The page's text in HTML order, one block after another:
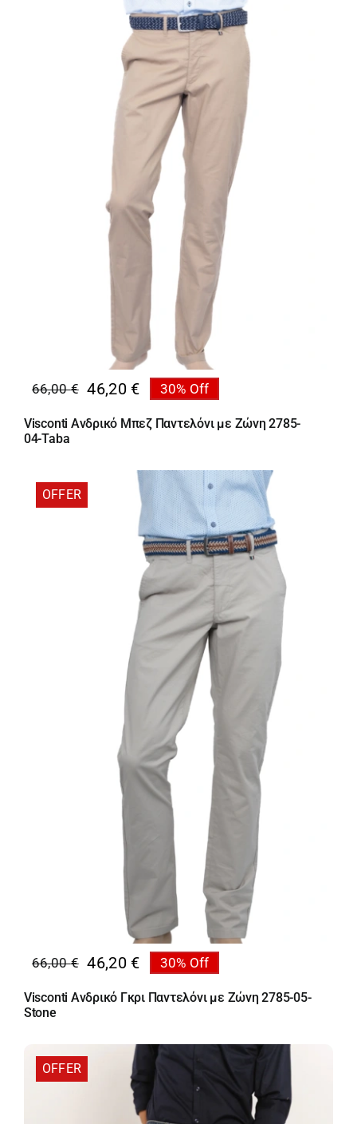
66,00€
Original
price
was:
46,20 €
Η
τρέχουσα
τιμή
30% Off
Visconti Ανδρικό Μπεζ Παντελόνι με Ζώνη 2785-
04-Taba
OFFER
66,00€
Original
price
was:
46,20 €
Η
τρέχουσα
τιμή
46,20 €.
30% Off
Visconti Ανδρικό Γκρι Παντελόνι με Ζώνη 2785-05-
Stone
OFFER